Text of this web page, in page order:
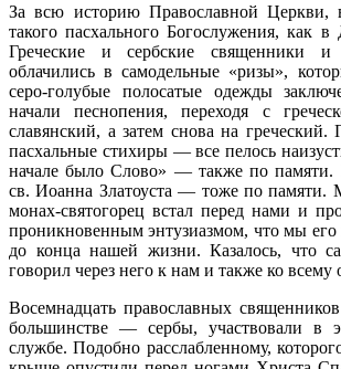
За всю историю Православной Церкви,
такого пасхального Богослужения, как в
Греческие и сербские священники и
облачились в самодельные «ризы»,
серо-голубые полосатые одежды
начали песнопения, переходя с
славянский, а затем снова на греческий.
пасхальные стихиры — все пелось
начале было Слово» — также по
св. Иоанна Златоуста — тоже по памяти.
монах-святогорец встал перед нами и
проникновенным энтузиазмом, что мы его
до конца нашей жизни. Казалось, что
говорил через него к нам и также ко всему
Восемнадцать православных
большинстве — сербы, участвовали в
службе. Подобно расслабленному,